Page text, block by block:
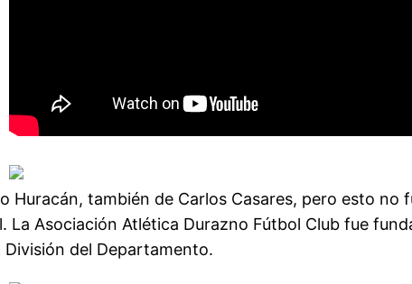
también de Carlos Casares, pero esto no
Asociación Atlética Durazno Fútbol Club fue
del Departamento.